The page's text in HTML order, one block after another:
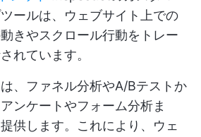
ールは、ウェブサイト上での
きやスクロール行動をトレー
れています。
、ファネル分析やA/Bテストか
ンケートやフォーム分析ま
供します。これにより、ウェ